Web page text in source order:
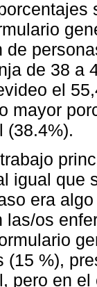
de
de 38 a
el
mayor
(38.4%).
igual que
era
las/os
(15 %),
pero en